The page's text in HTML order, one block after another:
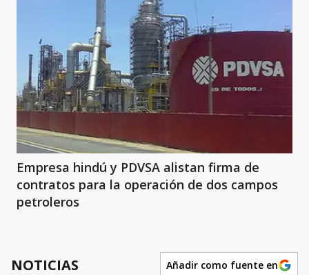
Empresa hindú y PDVSA alistan firma de
contratos para la operación de dos campos
petroleros
NOTICIAS Añadir como fuente en